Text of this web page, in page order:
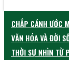
CHẮP CÁNH ƯỚC
VĂN HÓA VÀ ĐỜI
THỜI SỰ NHÌN TỪ